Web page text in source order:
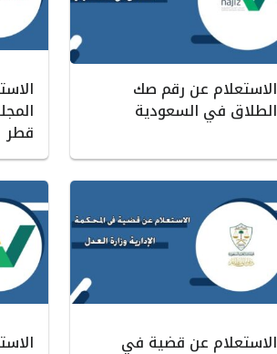
الاستعلام عن رقم صك
الطلاق في السعودية
قطر
الاستعلام عن قضية في